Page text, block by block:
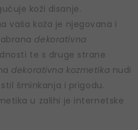
koži disanje.
vaša koža je njegovana i
dekorativna
te s druge strane
dekorativna kozmetika nudi
šminkanja i prigodu.
u zalihi je internetske